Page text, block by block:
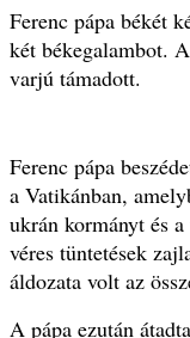
Ferenc pápa békét
két békegalambot.
varjú támadott.
Ferenc pápa
a Vatikánban,
ukrán kormányt és
véres tüntetések
áldozata volt az
A pápa ezután